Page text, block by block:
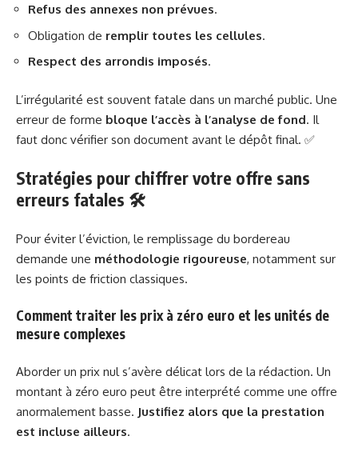
Refus des annexes non prévues.
Obligation de remplir toutes les cellules.
Respect des arrondis imposés.
L’irrégularité est souvent fatale dans un marché public. Une
erreur de forme bloque l’accès à l’analyse de fond. Il
faut donc vérifier son document avant le dépôt final. ✅
Stratégies pour chiffrer votre offre sans
erreurs fatales 🛠️
Pour éviter l’éviction, le remplissage du bordereau
demande une méthodologie rigoureuse, notamment sur
les points de friction classiques.
Comment traiter les prix à zéro euro et les unités de
mesure complexes
Aborder un prix nul s’avère délicat lors de la rédaction. Un
montant à zéro euro peut être interprété comme une offre
anormalement basse. Justifiez alors que la prestation
est incluse ailleurs.